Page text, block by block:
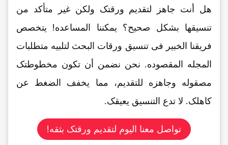
هل أنت جاهز لتقدیم ورقتک ولکن غیر متأکد من
تنسیقها بشکل صحیح؟ یمکننا المساعده! یتخصص
فریقنا الخبیر فی تنسیق ورقات البحث لتلبیه متطلبات
المجله المقصوده. نحن نضمن أن تکون مخطوطتک
مصقوله وجاهزه للتقدیم، مما یخفف الضغط عن
کاهلک. لا تدع التنسیق یعیقک.
تواصل معنا الیوم لتقدیم ورقتک بثقه!